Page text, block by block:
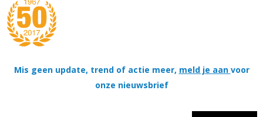
Mis geen update, trend of actie meer, meld je aan voor
onze nieuwsbrief
Tassen
Thema's